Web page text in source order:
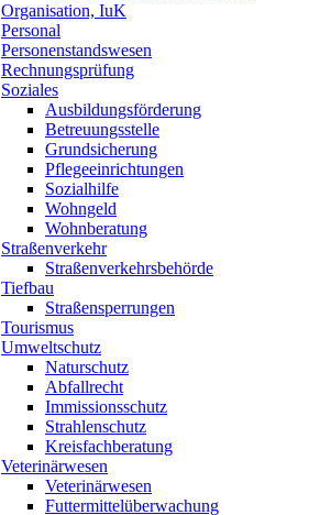
Organisation, IuK
Personal
Personenstandswesen
Rechnungsprüfung
Soziales
Ausbildungsförderung
Betreuungsstelle
Grundsicherung
Pflegeeinrichtungen
Sozialhilfe
Wohngeld
Wohnberatung
Straßenverkehr
Straßenverkehrsbehörde
Tiefbau
Straßensperrungen
Tourismus
Umweltschutz
Naturschutz
Abfallrecht
Immissionsschutz
Strahlenschutz
Kreisfachberatung
Veterinärwesen
Veterinärwesen
Futtermittelüberwachung